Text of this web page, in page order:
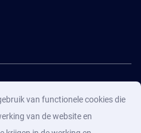
van functionele cookies die
van de website en